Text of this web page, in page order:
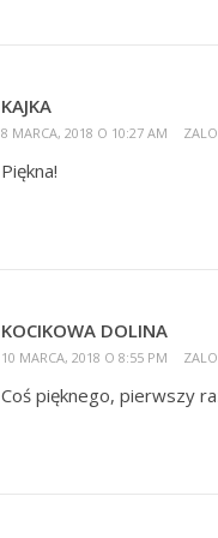
KAJKA
8 MARCA, 2018 O 10:27 AM
Piękna!
KOCIKOWA DOLINA
10 MARCA, 2018 O 8:55 PM
Coś pięknego, pierwszy